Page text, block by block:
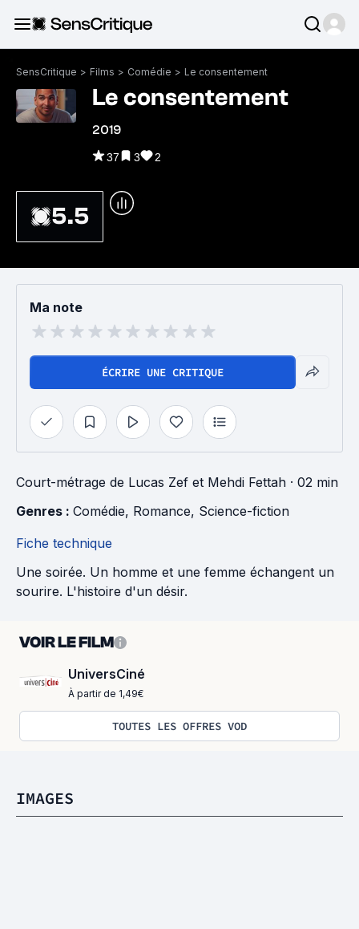
SensCritique > Films > Comédie > Le consentement
Le consentement
2019
37 3 2
5.5
Ma note
ÉCRIRE UNE CRITIQUE
Court-métrage de Lucas Zef et Mehdi Fettah · 02 min
Genres : Comédie, Romance, Science-fiction
Fiche technique
Une soirée. Un homme et une femme échangent un
sourire. L'histoire d'un désir.
VOIR LE FILM
UniversCiné
À partir de 1,49€
TOUTES LES OFFRES VOD
IMAGES